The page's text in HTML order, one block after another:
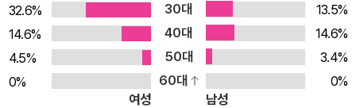
지 않은 오늘날의 상황에서도 번아웃 피해자는 분명히 그 증상을
호소하고 있으며, 주위 동료나 상사, 거래처 고객, 친구나 가족까
지도 이 증상을 감지할 수 있다.” 번아웃 공화국에서 살아가는 이
들을 위한 일상의 혁명 우리나라 직장인 10명 중 8명이 번아웃
32.6%
30대
13.5%
14.6%
40대
14.6%
4.5%
50대
3.4%
0%
60대
0%
여성
남성